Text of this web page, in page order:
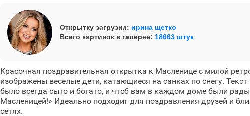
Открытку загрузил: ирина щетко
Всего картинок в галерее: 18663 штук
Красочная поздравительная открытка к Масленице с милой
изображены веселые дети, катающиеся на санках по снегу.
было всегда сыто и богато, и чтоб вам в каждом доме были
Масленицей!» Идеально подходит для поздравления друзей и
сетях.